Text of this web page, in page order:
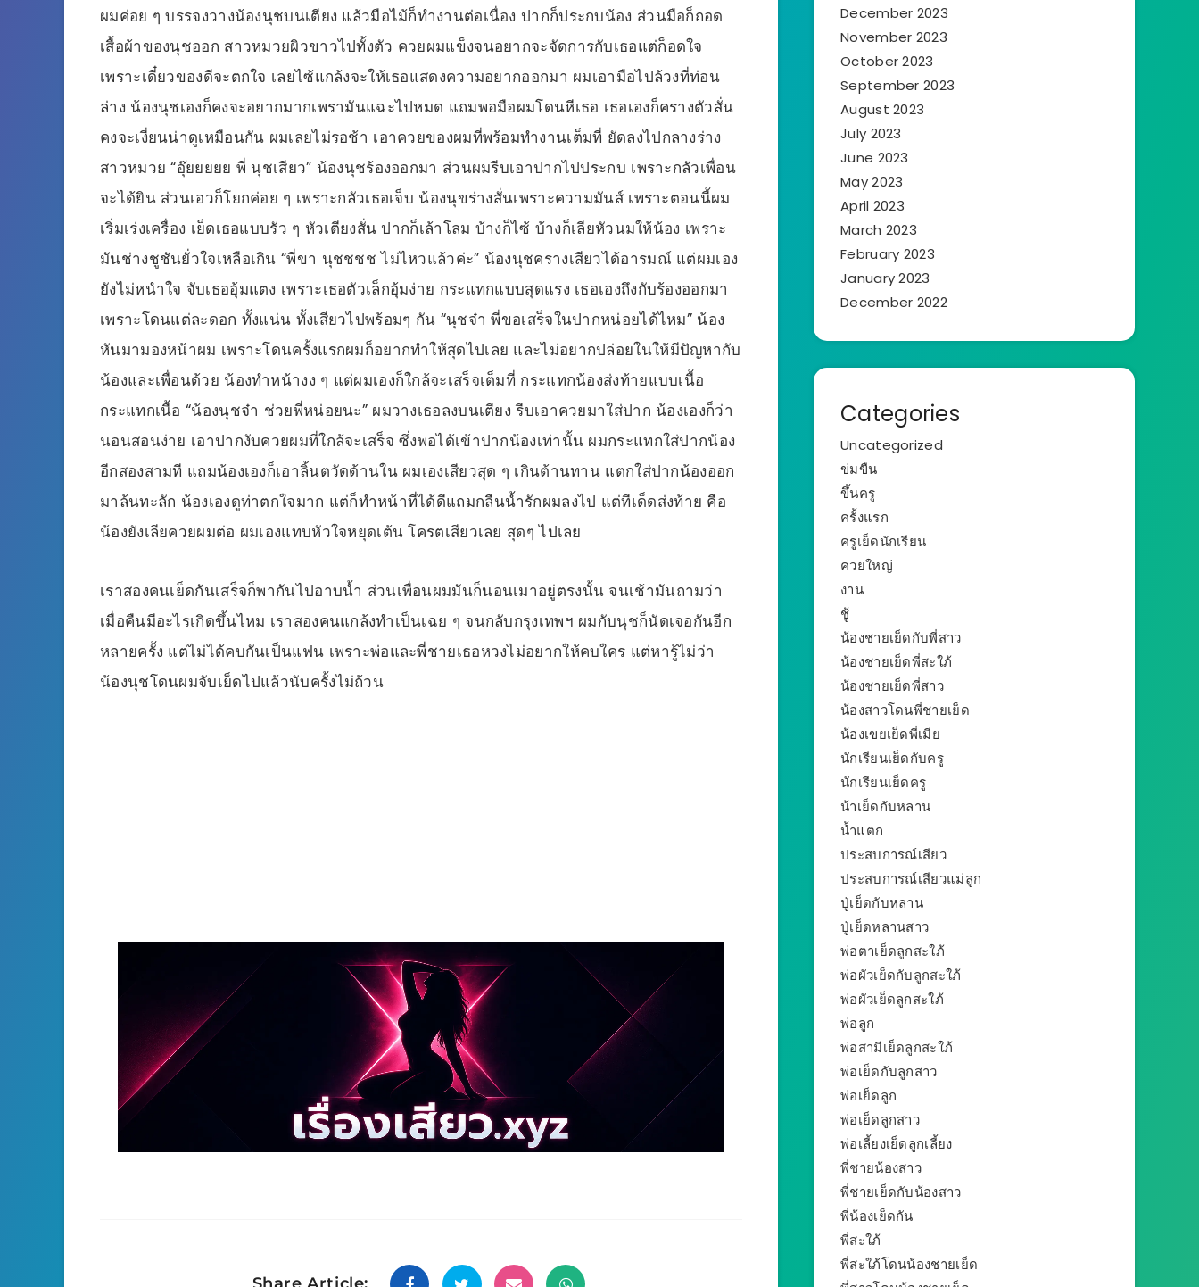
ผมค่อย ๆ บรรจงวางน้องนุชบนเตียง แล้วมือไม้ก็ทำงานต่อเนื่อง ปากก็ประกบน้อง ส่วนมือก็ถอด
เสื้อผ้าของนุชออก สาวหมวยผิวขาวไปทั้งตัว ควยผมแข็งจนอยากจะจัดการกับเธอแต่ก็อดใจ
เพราะเดี๋ยวของดีจะตกใจ เลยไซ้แกล้งจะให้เธอแสดงความอยากออกมา ผมเอามือไปล้วงที่ท่อน
ล่าง น้องนุชเองก็คงจะอยากมากเพรามันแฉะไปหมด แถมพอมือผมโดนหีเธอ เธอเองก็ครางตัวสั่น
คงจะเงี่ยนน่าดูเหมือนกัน ผมเลยไม่รอช้า เอาควยของผมที่พร้อมทำงานเต็มที่ ยัดลงไปกลางร่าง
สาวหมวย “อุ๊ยยยยย พี่ นุชเสียว” น้องนุชร้องออกมา ส่วนผมรีบเอาปากไปประกบ เพราะกลัวเพื่อน
จะได้ยิน ส่วนเอวก็โยกค่อย ๆ เพราะกลัวเธอเจ็บ น้องนุขร่างสั่นเพราะความมันส์ เพราะตอนนี้ผม
เริ่มเร่งเครื่อง เย็ดเธอแบบรัว ๆ หัวเตียงสั่น ปากก็เล้าโลม บ้างก็ไซ้ บ้างก็เลียหัวนมให้น้อง เพราะ
มันช่างชูชันยั่วใจเหลือเกิน “พี่ขา นุชชชช ไม่ไหวแล้วค่ะ” น้องนุชครางเสียวได้อารมณ์ แต่ผมเอง
ยังไม่หนำใจ จับเธออุ้มแตง เพราะเธอตัวเล็กอุ้มง่าย กระแทกแบบสุดแรง เธอเองถึงกับร้องออกมา
เพราะโดนแต่ละดอก ทั้งแน่น ทั้งเสียวไปพร้อมๆ กัน “นุชจ๋า พี่ขอเสร็จในปากหน่อยได้ไหม” น้อง
หันมามองหน้าผม เพราะโดนครั้งแรกผมก็อยากทำให้สุดไปเลย และไม่อยากปล่อยในให้มีปัญหากับ
น้องและเพื่อนด้วย น้องทำหน้างง ๆ แต่ผมเองก็ใกล้จะเสร็จเต็มที่ กระแทกน้องส่งท้ายแบบเนื้อ
กระแทกเนื้อ “น้องนุชจ๋า ช่วยพี่หน่อยนะ” ผมวางเธอลงบนเตียง รีบเอาควยมาใส่ปาก น้องเองก็ว่า
นอนสอนง่าย เอาปากงับควยผมที่ใกล้จะเสร็จ ซึ่งพอได้เข้าปากน้องเท่านั้น ผมกระแทกใส่ปากน้อง
อีกสองสามที แถมน้องเองก็เอาลิ้นตวัดด้านใน ผมเองเสียวสุด ๆ เกินต้านทาน แตกใส่ปากน้องออก
มาล้นทะลัก น้องเองดูท่าตกใจมาก แต่ก็ทำหน้าที่ได้ดีแถมกลืนน้ำรักผมลงไป แต่ทีเด็ดส่งท้าย คือ
น้องยังเลียควยผมต่อ ผมเองแทบหัวใจหยุดเต้น โครตเสียวเลย สุดๆ ไปเลย
เราสองคนเย็ดกันเสร็จก็พากันไปอาบน้ำ ส่วนเพื่อนผมมันก็นอนเมาอยู่ตรงนั้น จนเช้ามันถามว่า
เมื่อคืนมีอะไรเกิดขึ้นไหม เราสองคนแกล้งทำเป็นเฉย ๆ จนกลับกรุงเทพฯ ผมกับนุชก็นัดเจอกันอีก
หลายครั้ง แต่ไม่ได้คบกันเป็นแฟน เพราะพ่อและพี่ชายเธอหวงไม่อยากให้คบใคร แต่หารู้ไม่ว่า
น้องนุชโดนผมจับเย็ดไปแล้วนับครั้งไม่ถ้วน
December 2023
November 2023
October 2023
September 2023
August 2023
July 2023
June 2023
May 2023
April 2023
March 2023
February 2023
January 2023
December 2022
Categories
Uncategorized
ข่มขืน
ขึ้นครู
ครั้งแรก
ครูเย็ดนักเรียน
ควยใหญ่
งาน
ชู้
น้องชายเย็ดกับพี่สาว
น้องชายเย็ดพี่สะใภ้
น้องชายเย็ดพี่สาว
น้องสาวโดนพี่ชายเย็ด
น้องเขยเย็ดพี่เมีย
นักเรียนเย็ดกับครู
นักเรียนเย็ดครู
น้าเย็ดกับหลาน
น้ำแตก
ประสบการณ์เสียว
ประสบการณ์เสียวแม่ลูก
ปู่เย็ดกับหลาน
ปู่เย็ดหลานสาว
พ่อตาเย็ดลูกสะใภ้
พ่อผัวเย็ดกับลูกสะใภ้
พ่อผัวเย็ดลูกสะใภ้
พ่อลูก
พ่อสามีเย็ดลูกสะใภ้
พ่อเย็ดกับลูกสาว
พ่อเย็ดลูก
พ่อเย็ดลูกสาว
พ่อเลี้ยงเย็ดลูกเลี้ยง
พี่ชายน้องสาว
พี่ชายเย็ดกับน้องสาว
พี่น้องเย็ดกัน
พี่สะใภ้
พี่สะใภ้โดนน้องชายเย็ด